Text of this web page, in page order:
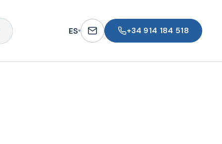
ES▾ +34 914 184 518